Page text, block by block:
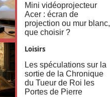
Mini vidéoprojecteur
Acer : écran de
projection ou mur blanc,
que choisir ?
Loisirs
Les spéculations sur la
sortie de la Chronique
du Tueur de Roi les
Portes de Pierre